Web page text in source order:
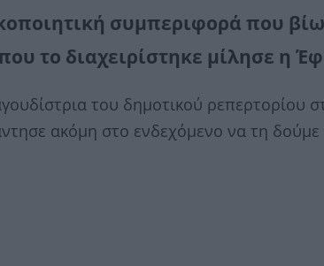
συμπεριφορά που
το διαχειρίστηκε μίλησε η
του δημοτικού ρεπερτορίου
ακόμη στο ενδεχόμενο να τη δούμε